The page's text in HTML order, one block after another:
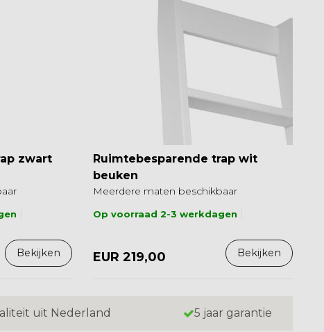
zwart
Bekijken
Ruimtebesparende trap wit
beuken
Meerdere maten beschikbaar
Op voorraad 2-3 werkdagen
EUR 219,00 Bekijken
uit Nederland 5 jaar garantie